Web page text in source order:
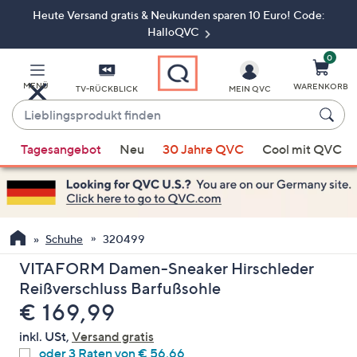
ZumHeute Versand gratis & Neukunden sparen 10 Euro! Code:
HalloQVC
MENÜ TV-RÜCKBLICK
Lieblingsprodukt
finden
Vorschläge
verfügbar
sind,
verwenden
Sie
die
Pfeiltasten
nach
oben
und
nach
MEIN QVC
0
WARENKORB
Tagesangebot Neu 30 Jahre QVC Cool mit QVC
Schuhe 320499
VITAFORM Damen-Sneaker Hirschleder
Reißverschluss Barfußsohle
Gelöscht
€ 169,99
inkl. USt, Versand gratis
oder 3 Raten von € 56,66